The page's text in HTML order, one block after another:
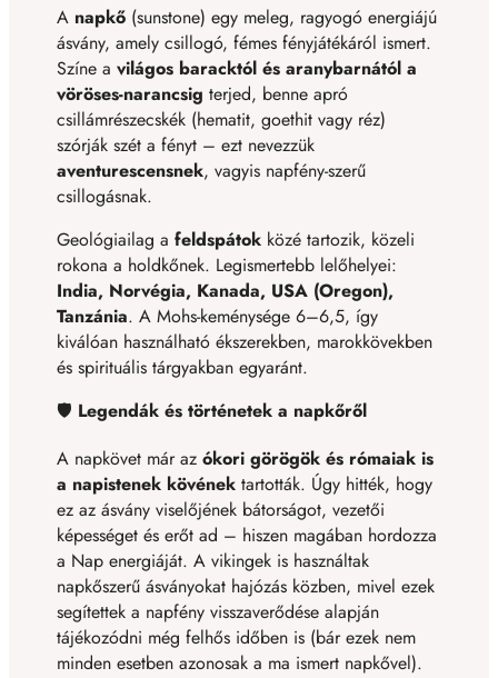
A napkő (sunstone) egy meleg, ragyogó energiájú
ásvány, amely csillogó, fémes fényjátékáról ismert.
Színe avilágos baracktól és aranybarnától a
vöröses-narancsig terjed, benne apró
csillámrészecskék (hematit, goethit vagy réz)
szórják szét a fényt – ezt nevezzük
aventurescensnek, vagyis napfény-szerű
csillogásnak.
Geológiailag afeldspátok közé tartozik, közeli
rokona a holdkőnek. Legismertebb lelőhelyei:
India, Norvégia, Kanada, USA (Oregon),
Tanzánia. A Mohs-keménysége 6–6,5, így
kiválóan használható ékszerekben, marokkövekben
és spirituális tárgyakban egyaránt.
🛡️ Legendák és történetek a napkőről
A napkövet már azókori görögök és rómaiak is
a napistenek kövének tartották. Úgy hitték, hogy
ez az ásvány viselőjének bátorságot, vezetői
képességet és erőt ad – hiszen magában hordozza
a Nap energiáját. A vikingek is használtak
napkőszerű ásványokat hajózás közben, mivel ezek
segítettek a napfény visszaverődése alapján
tájékozódni még felhős időben is (bár ezek nem
minden esetben azonosak a ma ismert napkővel).